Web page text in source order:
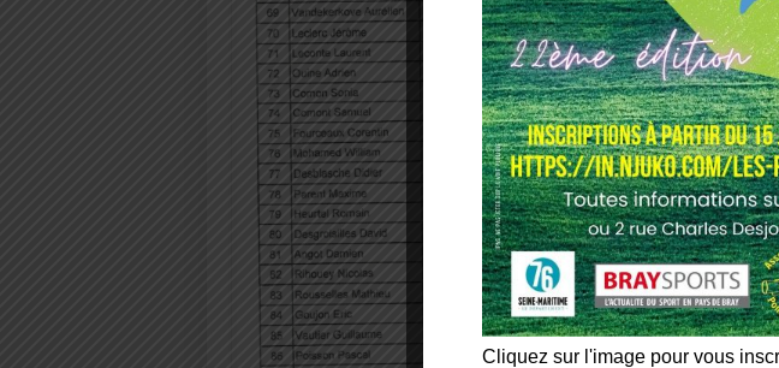
Cliquez sur l'image pour vous